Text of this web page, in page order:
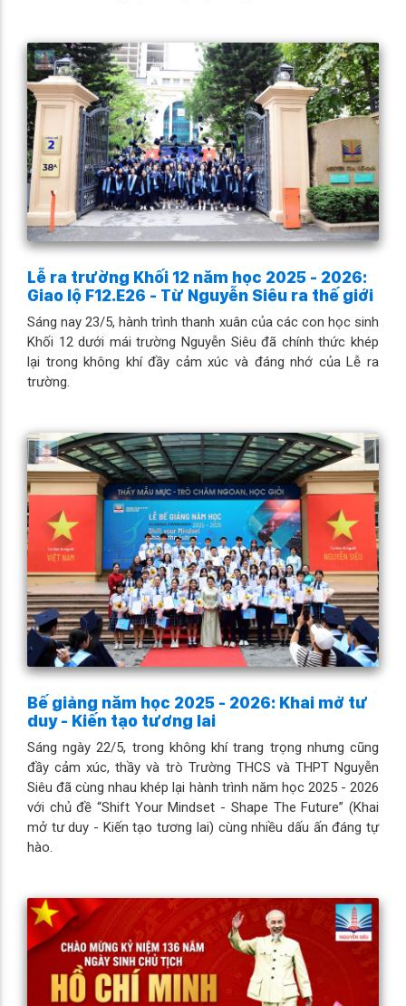
Lễ ra trường Khối 12 năm học 2025 - 2026:
Giao lộ F12.E26 - Từ Nguyễn Siêu ra thế giới
Sáng nay 23/5, hành trình thanh xuân của các con học sinh
Khối 12 dưới mái trường Nguyễn Siêu đã chính thức khép
lại trong không khí đầy cảm xúc và đáng nhớ của Lễ ra
trường.
Bế giảng năm học 2025 - 2026: Khai mở tư
duy - Kiến tạo tương lai
Sáng ngày 22/5, trong không khí trang trọng nhưng cũng
đầy cảm xúc, thầy và trò Trường THCS và THPT Nguyễn
Siêu đã cùng nhau khép lại hành trình năm học 2025 - 2026
với chủ đề “Shift Your Mindset - Shape The Future” (Khai
mở tư duy - Kiến tạo tương lai) cùng nhiều dấu ấn đáng tự
hào.